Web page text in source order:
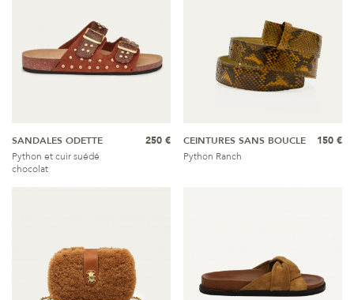
SANDALES ODETTE
Python et cuir suédé
chocolat
250 €
CEINTURES SANS BOUCLE
Python Ranch
150 €